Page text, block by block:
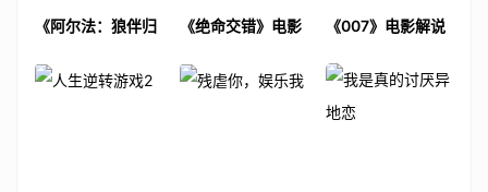
《阿尔法：狼伴归
《绝命交错》电影
《007》电影解说